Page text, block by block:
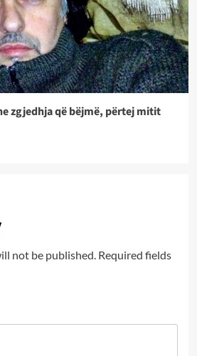
zgjedhja që bëjmë, përtej mitit
not be published. Required fields